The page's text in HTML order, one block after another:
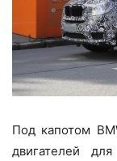
Под капотом
двигателей